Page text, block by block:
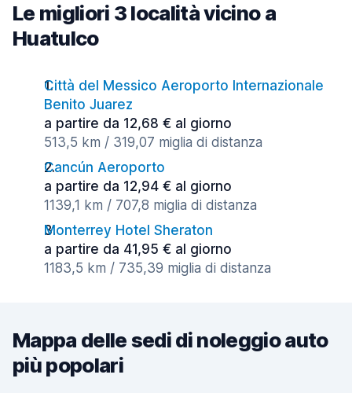
Le migliori 3 località vicino a
Huatulco
Città del Messico Aeroporto Internazionale
Benito Juarez
a partire da 12,68 € al giorno
513,5 km / 319,07 miglia di distanza
Cancún Aeroporto
a partire da 12,94 € al giorno
1139,1 km / 707,8 miglia di distanza
Monterrey Hotel Sheraton
a partire da 41,95 € al giorno
1183,5 km / 735,39 miglia di distanza
Mappa delle sedi di noleggio auto
più popolari